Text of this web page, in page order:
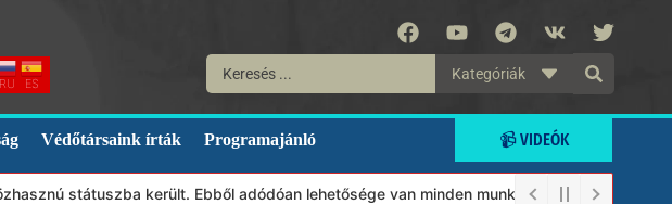
RU ES
Kategóriák
Védőtársaink írták Programajánló 📹 VIDEÓK
státuszba került. Ebből adódóan lehetősége van minden munkánkat segíteni